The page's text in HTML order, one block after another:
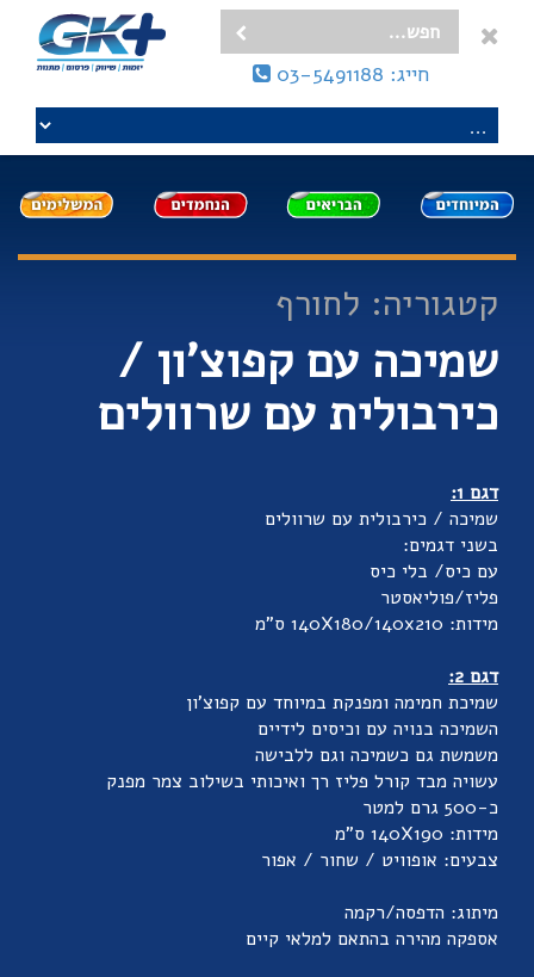
חייג: 03-5491188
קטגוריה: לחורף
שמיכה עם קפוצ'ון /
כירבולית עם שרוולים
דגם 1:
שמיכה / כירבולית עם שרוולים
בשני דגמים:
עם כיס/ בלי כיס
פליז/פוליאסטר
מידות: 140X180/140x210 ס"מ
דגם 2:
שמיכת חמימה ומפנקת במיוחד עם קפוצ'ון
השמיכה בנויה עם וכיסים לידיים
משמשת גם כשמיכה וגם ללבישה
עשויה מבד קורל פליז רך ואיכותי בשילוב צמר מפנק
כ-500 גרם למטר
מידות: 140X190 ס"מ
צבעים: אופוויט / שחור / אפור
מיתוג: הדפסה/רקמה
אספקה מהירה בהתאם למלאי קיים